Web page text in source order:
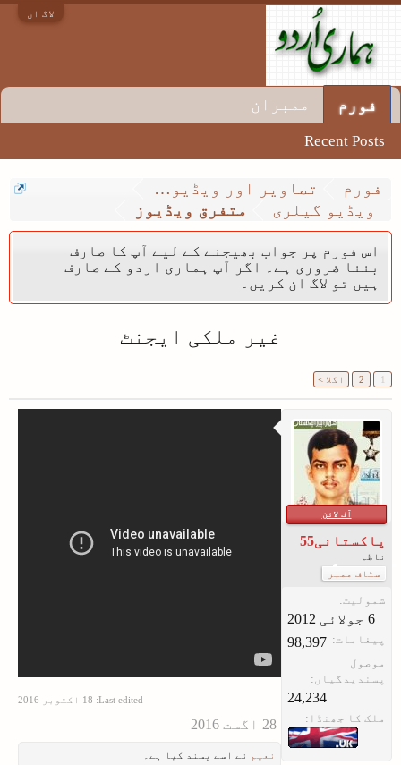
لاگ ان
فورم
تصاویر اور ویڈیو گیلری
ویڈیو گیلری
متفرق ویڈیوز
اس فورم پر جواب بھیجنے کے لیے آپ کا صارف
بننا ضروری ہے۔ اگر آپ ہماری اردو کے صارف
ہیں تو لاگ ان کریں۔
غیر ملکی ایجنٹ
1
2 اگلا >
آف لائن
پاکستانی55
ناظم
سٹاف ممبر
شمولیت:
پیغامات: 98,397
موصول
پسندیدگیاں:
24,234
ملک کا جھنڈا:
Last edited:
نعیم نے اسے پسند کیا ہے۔
فورم
Recent Posts
ممبران